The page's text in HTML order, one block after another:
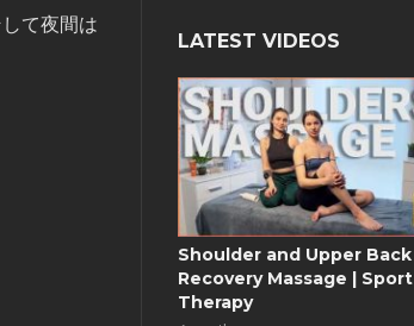
て夜間は
LATEST VIDEOS
Shoulder and Upper Back
Recovery Massage | Sport
Therapy